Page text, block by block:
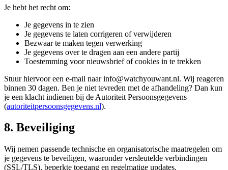
Je hebt het recht om:
Je gegevens in te zien
Je gegevens te laten corrigeren of verwijderen
Bezwaar te maken tegen verwerking
Je gegevens over te dragen aan een andere partij
Toestemming voor nieuwsbrief of cookies in te trekken
Stuur hiervoor een e-mail naar info@watchyouwant.nl. Wij reageren
binnen 30 dagen. Ben je niet tevreden met de afhandeling? Dan kun
je een klacht indienen bij de Autoriteit Persoonsgegevens
(autoriteitpersoonsgegevens.nl).
8. Beveiliging
Wij nemen passende technische en organisatorische maatregelen om
je gegevens te beveiligen, waaronder versleutelde verbindingen
(SSL/TLS), beperkte toegang en regelmatige updates.